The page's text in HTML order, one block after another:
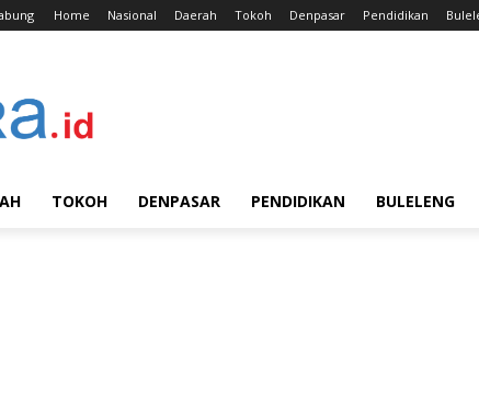
Home Nasional Daerah Tokoh Denpasar Pendidikan
TOKOH DENPASAR PENDIDIKAN BULELENG